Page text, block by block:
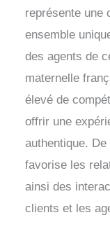
représente une
ensemble
des agents de
maternelle
élevé de
offrir une
authentique.
favorise les
ainsi des
clients et les